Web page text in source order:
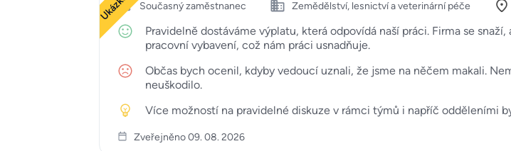
Současný zaměstnanec Zemědělství, lesnictví a veterinární péče
Pravidelně dostáváme výplatu, která odpovídá naší práci. Firma se
pracovní vybavení, což nám práci usnadňuje.
Občas bych ocenil, kdyby vedoucí uznali, že jsme na něčem makali.
neuškodilo.
Více možností na pravidelné diskuze v rámci týmů i napříč odděleními
Zveřejněno 09. 08. 2026